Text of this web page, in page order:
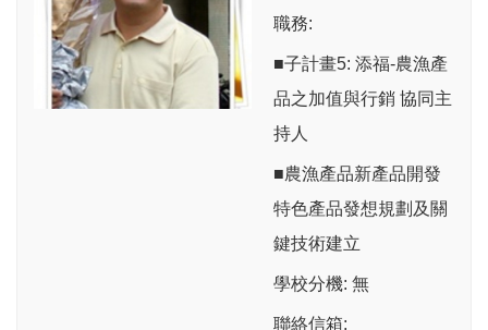
職務:
■子計畫5: 添福-農漁產
品之加值與行銷 協同主
持人
■農漁產品新產品開發
特色產品發想規劃及關
鍵技術建立
學校分機: 無
聯絡信箱: